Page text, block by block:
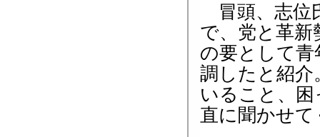
冒頭、志位
で、党と革
の要として
調したと紹
いること、
直に聞かせ